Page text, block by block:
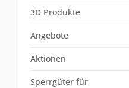
3D Produkte
Angebote
Aktionen
Sperrgüter für